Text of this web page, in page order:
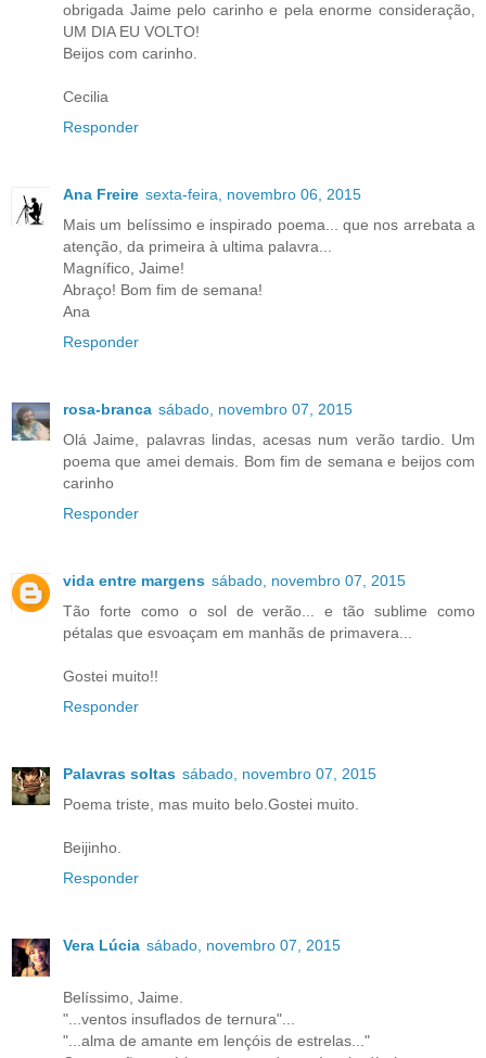
obrigada Jaime pelo carinho e pela enorme consideração,
UM DIA EU VOLTO!
Beijos com carinho.
Cecilia
Responder
Ana Freire sexta-feira, novembro 06, 2015
Mais um belíssimo e inspirado poema... que nos arrebata a
atenção, da primeira à ultima palavra...
Magnífico, Jaime!
Abraço! Bom fim de semana!
Ana
Responder
rosa-branca sábado, novembro 07, 2015
Olá Jaime, palavras lindas, acesas num verão tardio. Um
poema que amei demais. Bom fim de semana e beijos com
carinho
Responder
vida entre margens sábado, novembro 07, 2015
Tão forte como o sol de verão... e tão sublime como
pétalas que esvoaçam em manhãs de primavera...
Gostei muito!!
Responder
Palavras soltas sábado, novembro 07, 2015
Poema triste, mas muito belo.Gostei muito.
Beijinho.
Responder
Vera Lúcia sábado, novembro 07, 2015
Belíssimo, Jaime.
"...ventos insuflados de ternura"...
"...alma de amante em lençóis de estrelas..."